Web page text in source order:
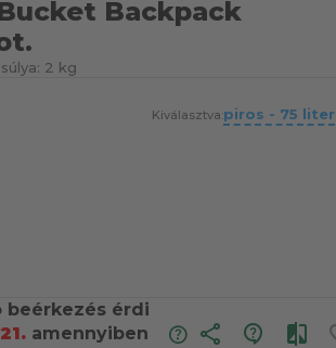
Backpack
2 kg
Kiválasztva:piros - 75 liter
beérkezés érdi
amennyiben
share